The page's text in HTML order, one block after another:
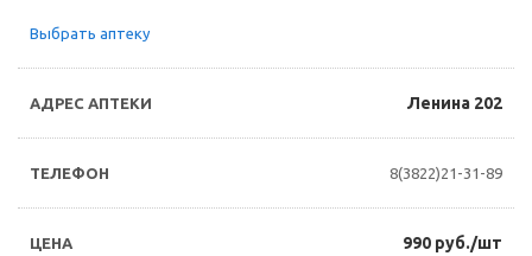
Выбрать аптеку
Ленина 202
8(3822)21-31-89
990 руб./шт